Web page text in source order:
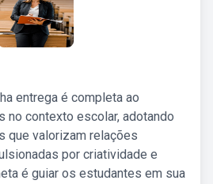
entrega é completa ao
no contexto escolar, adotando
que valorizam relações
por criatividade e
é guiar os estudantes em sua